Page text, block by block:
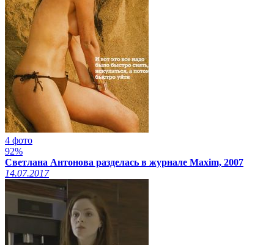
4 фото
92%
Светлана Антонова разделась в журнале Maxim, 2007
14.07.2017